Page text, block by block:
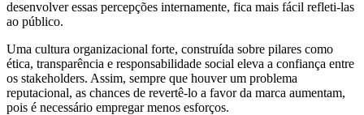
desenvolver essas percepções internamente, fica mais fácil refleti-las
ao público.
Uma cultura organizacional forte, construída sobre pilares como
ética, transparência e responsabilidade social eleva a confiança entre
os stakeholders. Assim, sempre que houver um problema
reputacional, as chances de revertê-lo a favor da marca aumentam,
pois é necessário empregar menos esforços.